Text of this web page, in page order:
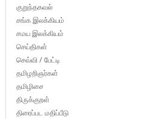
குறுந்தகவல்
சங்க இலக்கியம்
சமய இலக்கியம்
செய்திகள்
செவ்வி / பேட்டி
தமிழறிஞர்கள்
தமிழிசை
திருக்குறள்
திரைப்பட மதிப்பீடு